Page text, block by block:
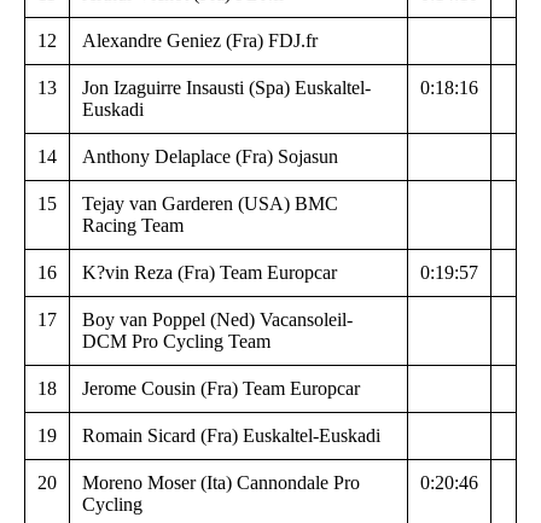
12 Alexandre Geniez (Fra) FDJ.fr
13
Jon Izaguirre Insausti (Spa) Euskaltel-
Euskadi
0:18:16
14 Anthony Delaplace (Fra) Sojasun
15
Tejay van Garderen (USA) BMC
Racing Team
16 K?vin Reza (Fra) Team Europcar 0:19:57
17
Boy van Poppel (Ned) Vacansoleil-
DCM Pro Cycling Team
18 Jerome Cousin (Fra) Team Europcar
19 Romain Sicard (Fra) Euskaltel-Euskadi
20
Moreno Moser (Ita) Cannondale Pro
Cycling
0:20:46